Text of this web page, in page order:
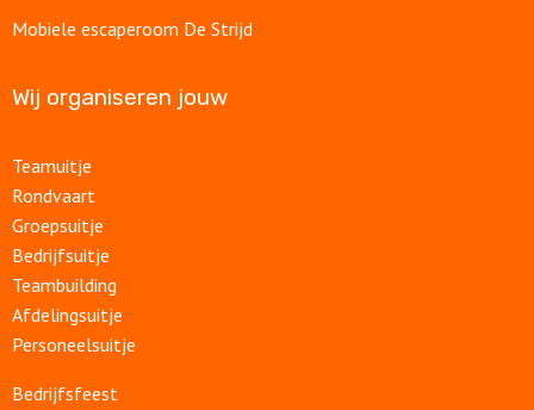
Mobiele escaperoom De Strijd
Wij organiseren jouw
Teamuitje
Rondvaart
Groepsuitje
Bedrijfsuitje
Teambuilding
Afdelingsuitje
Personeelsuitje
Bedrijfsfeest